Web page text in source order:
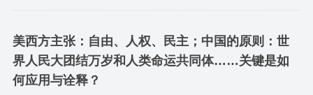
美西方主张：自由、人权、民主；中国的原则：世
界人民大团结万岁和人类命运共同体……关键是如
何应用与诠释？